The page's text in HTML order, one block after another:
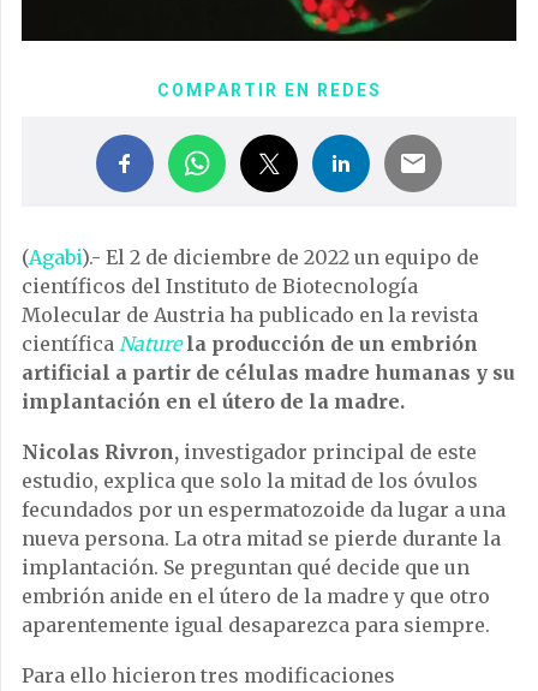
COMPARTIR EN REDES
(Agabi).- El 2 de diciembre de 2022 un equipo de
científicos del Instituto de Biotecnología
Molecular de Austria ha publicado en la revista
científica Nature la producción de un embrión
artificial a partir de células madre humanas y su
implantación en el útero de la madre.
Nicolas Rivron, investigador principal de este
estudio, explica que solo la mitad de los óvulos
fecundados por un espermatozoide da lugar a una
nueva persona. La otra mitad se pierde durante la
implantación. Se preguntan qué decide que un
embrión anide en el útero de la madre y que otro
aparentemente igual desaparezca para siempre.
Para ello hicieron tres modificaciones